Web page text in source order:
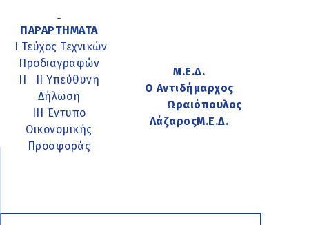
ΠΑΡΑΡΤΗΜΑΤΑ
Ι Τεύχος Τεχνικών
Προδιαγραφών
ΙΙ ΙΙ Υπεύθυνη
Δήλωση
ΙΙΙ Έντυπο
Οικονομικής
Προσφοράς
Μ.Ε.Δ.
Ο Αντιδήμαρχος
Ωραιόπουλος
ΛάζαροςΜ.Ε.Δ.